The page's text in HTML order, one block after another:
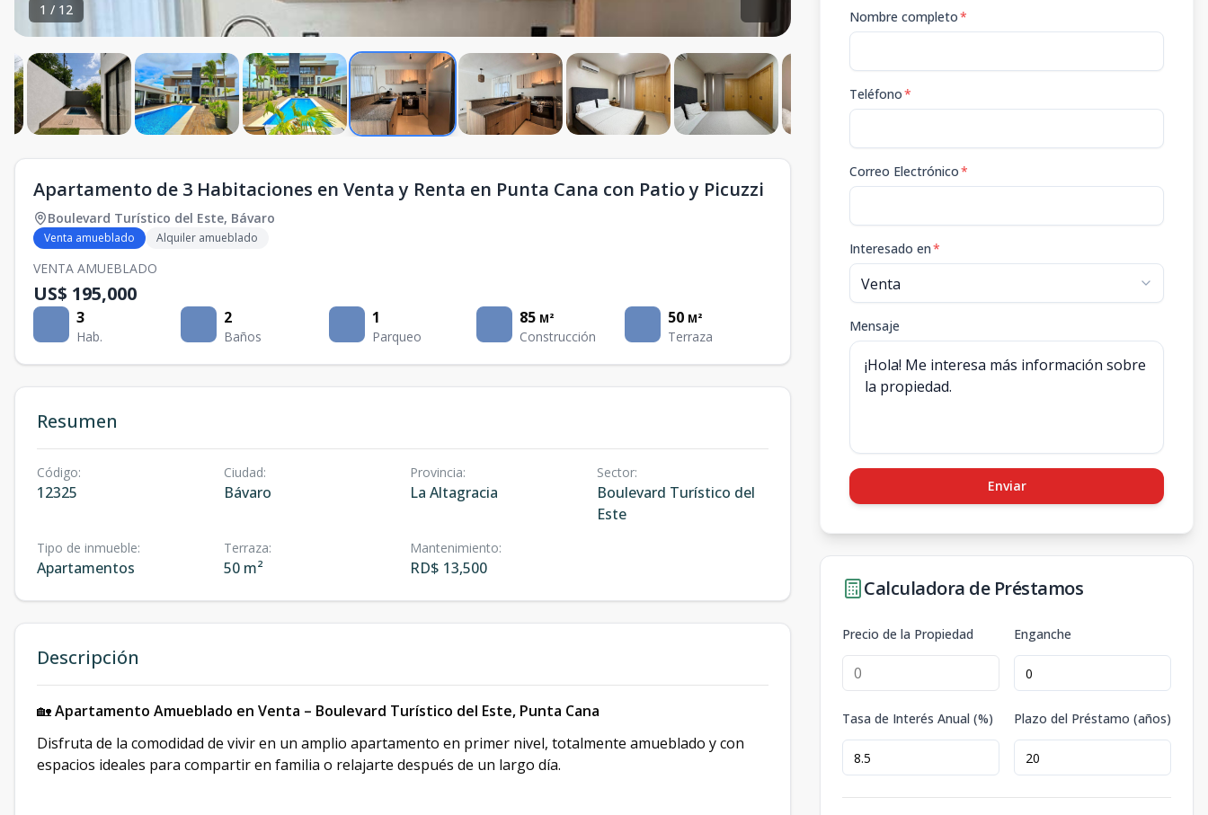
1 / 12
Apartamento de 3 Habitaciones en Venta y Renta en Punta Cana con Patio y Picuzzi
Boulevard Turístico del Este, Bávaro
Venta amueblado Alquiler amueblado
VENTA AMUEBLADO
US$ 195,000
3
Hab.
2
Baños
1
Parqueo
85 M²
Construcción
50 M²
Terraza
Resumen
Código:
12325
Ciudad:
Bávaro
Provincia:
La Altagracia
Sector:
Boulevard Turístico del
Este
Tipo de inmueble:
Apartamentos
Terraza:
50 m²
Mantenimiento:
RD$ 13,500
Descripción
🏡Apartamento Amueblado en Venta – Boulevard Turístico del Este, Punta Cana
Disfruta de la comodidad de vivir en un amplio apartamento en primer nivel, totalmente amueblado y con
espacios ideales para compartir en familia o relajarte después de un largo día.
Nombre completo*
Teléfono*
Correo Electrónico*
Interesado en*
Mensaje
Enviar
Calculadora de Préstamos
Precio de la Propiedad Enganche
Tasa de Interés Anual (%) Plazo del Préstamo (años)